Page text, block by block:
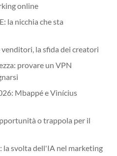
online
la nicchia che sta
la sfida dei creatori
provare un VPN
Mbappé e Vinícius
o trappola per il
la svolta dell'IA nel marketing